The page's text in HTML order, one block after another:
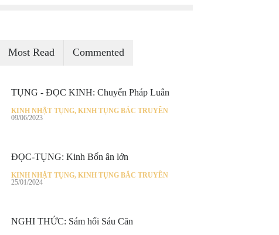
Most Read Commented
TỤNG - ĐỌC KINH: Chuyển Pháp Luân
KINH NHẬT TỤNG, KINH TỤNG BẮC TRUYỀN
09/06/2023
ĐỌC-TỤNG: Kinh Bốn ân lớn
KINH NHẬT TỤNG, KINH TỤNG BẮC TRUYỀN
25/01/2024
NGHI THỨC: Sám hối Sáu Căn